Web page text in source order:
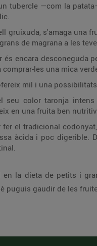
tubercle —com la
gruixuda, s'amaga una
de magrana a les
és encara desconeguda
les una mica
mil i una
seu color taronja
en una fruita ben
fer el tradicional
àcida i poc
en la dieta de petits i
puguis gaudir de les